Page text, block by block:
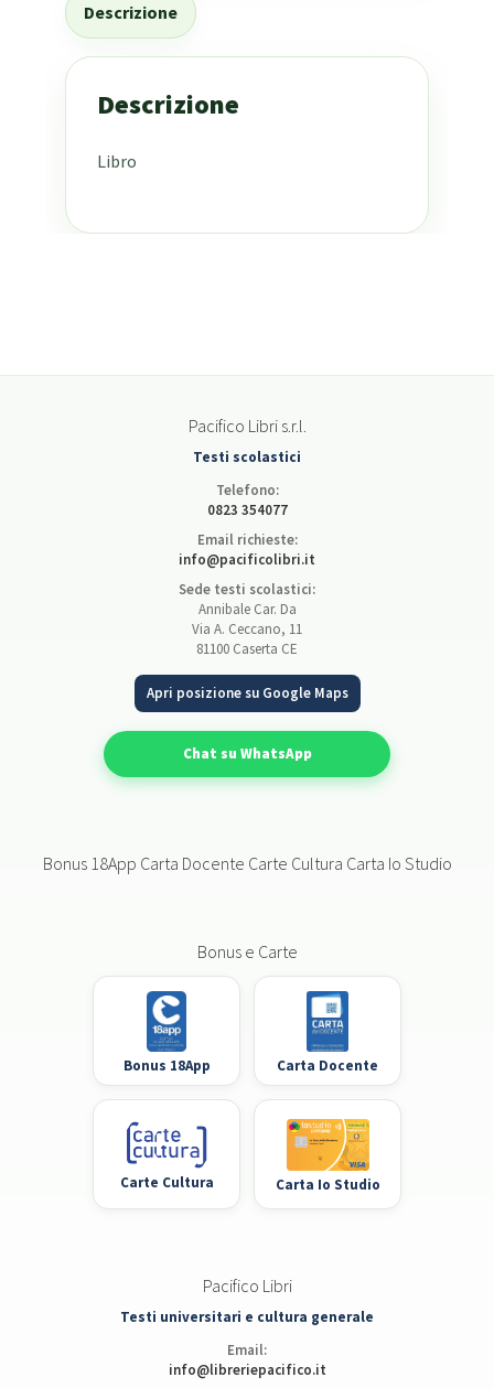
Descrizione
Descrizione
Libro
Pacifico Libri s.r.l.
Testi scolastici
Telefono:
0823 354077
Email richieste:
info@pacificolibri.it
Sede testi scolastici:
Annibale Car. Da
Via A. Ceccano, 11
81100 Caserta CE
Apri posizione su Google Maps
Chat su WhatsApp
Bonus 18App Carta Docente Carte Cultura Carta Io Studio
Bonus e Carte
Bonus 18App Carta Docente
Carte Cultura Carta Io Studio
Pacifico Libri
Testi universitari e cultura generale
Email:
info@libreriepacifico.it